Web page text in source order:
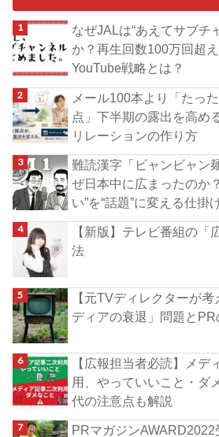
なぜJALは“あえてサブチ
か？再生回数100万回超
YouTube戦略とは？
メール100本より「たっ
点」下半期の露出を高め
リレーションの作り方
難読漢字「ビャンビャン
ぜ日本中に広まったのか
い”を“話題”に変える仕掛
【新版】テレビ番組の「
法
【元TVディレクターが
ディアの衰退」問題とPR
【広報担当者必読】メデ
用、やっていいこと・ダ
代の注意点も解説
PRマガジンAWARD2022